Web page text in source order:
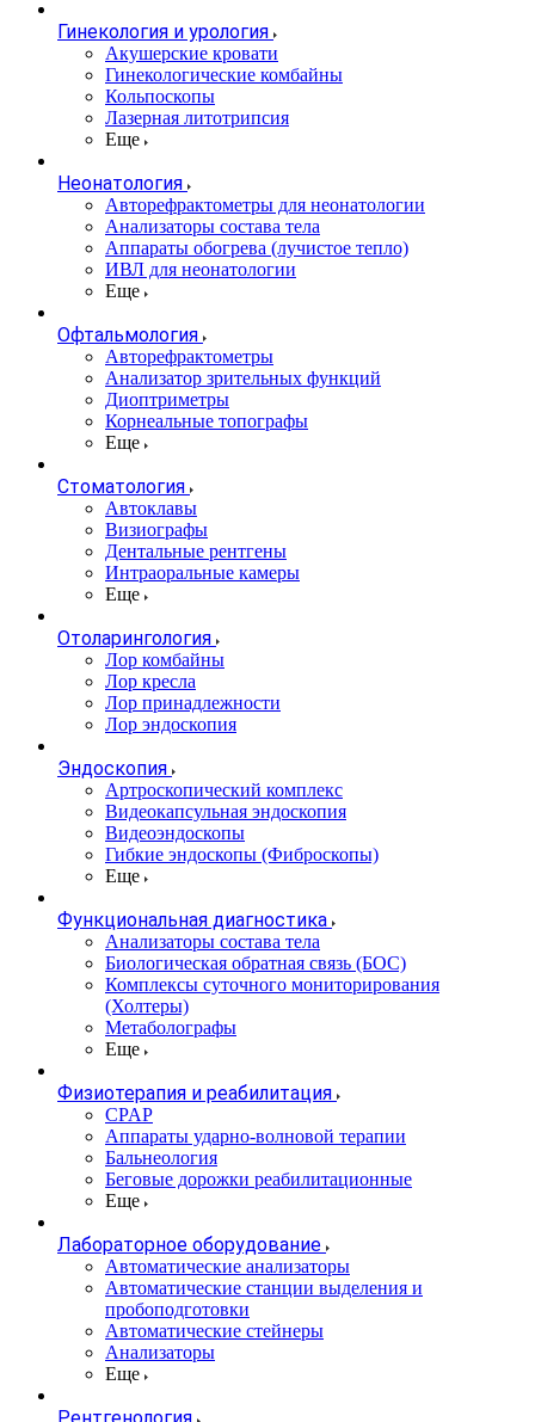
Гинекология и урология
Акушерские кровати
Гинекологические комбайны
Кольпоскопы
Лазерная литотрипсия
Еще
Неонатология
Авторефрактометры для неонатологии
Анализаторы состава тела
Аппараты обогрева (лучистое тепло)
ИВЛ для неонатологии
Еще
Офтальмология
Авторефрактометры
Анализатор зрительных функций
Диоптриметры
Корнеальные топографы
Еще
Стоматология
Автоклавы
Визиографы
Дентальные рентгены
Интраоральные камеры
Еще
Отоларингология
Лор комбайны
Лор кресла
Лор принадлежности
Лор эндоскопия
Эндоскопия
Артроскопический комплекс
Видеокапсульная эндоскопия
Видеоэндоскопы
Гибкие эндоскопы (Фиброcкопы)
Еще
Функциональная диагностика
Анализаторы состава тела
Биологическая обратная связь (БОС)
Комплексы суточного мониторирования
(Холтеры)
Метаболографы
Еще
Физиотерапия и реабилитация
CPAP
Аппараты ударно-волновой терапии
Бальнеология
Беговые дорожки реабилитационные
Еще
Лабораторное оборудование
Автоматические анализаторы
Автоматические станции выделения и
пробоподготовки
Автоматические стейнеры
Анализаторы
Еще